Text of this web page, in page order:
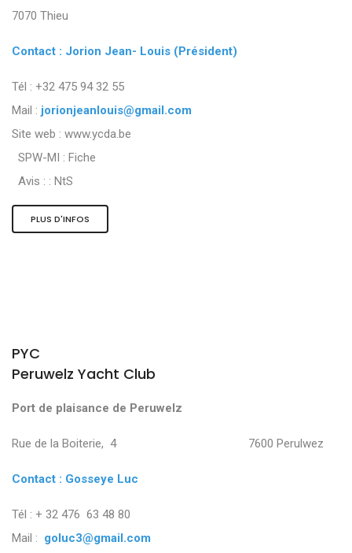
7070 Thieu
Contact : Jorion Jean- Louis (Président)
Tél : +32 475 94 32 55
Mail : jorionjeanlouis@gmail.com
Site web : www.ycda.be
SPW-MI : Fiche
Avis : : NtS
PLUS D'INFOS
PYC
Peruwelz Yacht Club
Port de plaisance de Peruwelz
Rue de la Boiterie, 4 7600 Perulwez
Contact : Gosseye Luc
Tél : + 32 476 63 48 80
Mail : goluc3@gmail.com